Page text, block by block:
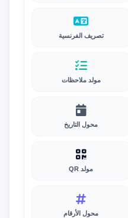
تصريف الفرنسية
مولد ملاحظات
محول التاريخ
مولد QR
محول الأرقام